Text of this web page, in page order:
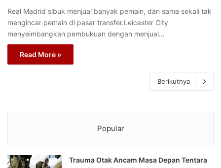
Real Madrid sibuk menjual banyak pemain, dan sama sekali tak
mengincar pemain di pasar transfer.Leicester City
menyeimbangkan pembukuan dengan menjual…
Read More »
Berikutnya
Popular
Trauma Otak Ancam Masa Depan Tentara